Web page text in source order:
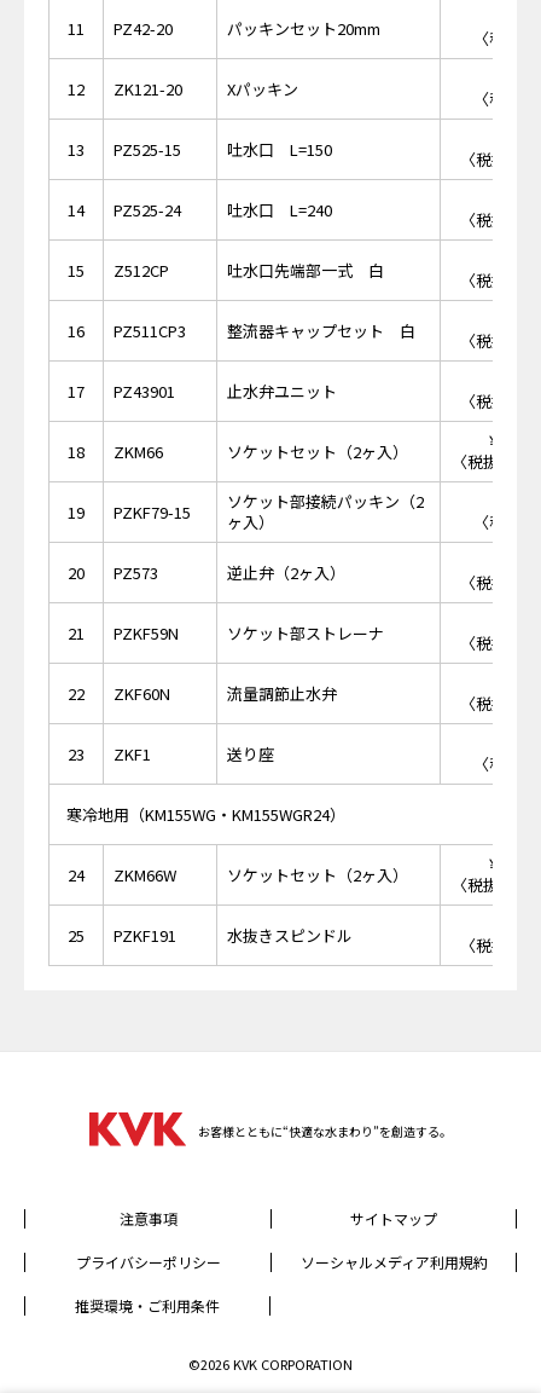
11 PZ42-20 パッキンセット20mm
〈税抜
12 ZK121-20 Xパッキン
〈税抜
13 PZ525-15 吐水口 L=150
〈税抜価
14 PZ525-24 吐水口 L=240
〈税抜価
15 Z512CP 吐水口先端部一式 白
〈税抜価
16 PZ511CP3 整流器キャップセット 白
〈税抜価
17 PZ43901 止水弁ユニット
〈税抜価
18 ZKM66 ソケットセット（2ヶ入）
￥
〈税抜価格
19 PZKF79-15
ソケット部接続パッキン（2
ヶ入）
〈税抜
20 PZ573 逆止弁（2ヶ入）
〈税抜価
21 PZKF59N ソケット部ストレーナ
〈税抜価
22 ZKF60N 流量調節止水弁
〈税抜価
23 ZKF1 送り座
〈税抜
寒冷地用（KM155WG・KM155WGR24）
24 ZKM66W ソケットセット（2ヶ入）
￥
〈税抜価格
25 PZKF191 水抜きスピンドル
〈税抜価
お客様とともに“快適な水まわり”を創造する。
注意事項 サイトマップ
プライバシーポリシー ソーシャルメディア利用規約
推奨環境・ご利用条件
©2026 KVK CORPORATION